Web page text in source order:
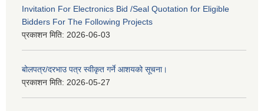
Invitation For Electronics Bid /Seal Quotation for Eligible
Bidders For The Following Projects
प्रकाशन मिति: 2026-06-03
बोलपत्र/दरभाउ पत्र स्वीकृत गर्ने आशयको सूचना।
प्रकाशन मिति: 2026-05-27